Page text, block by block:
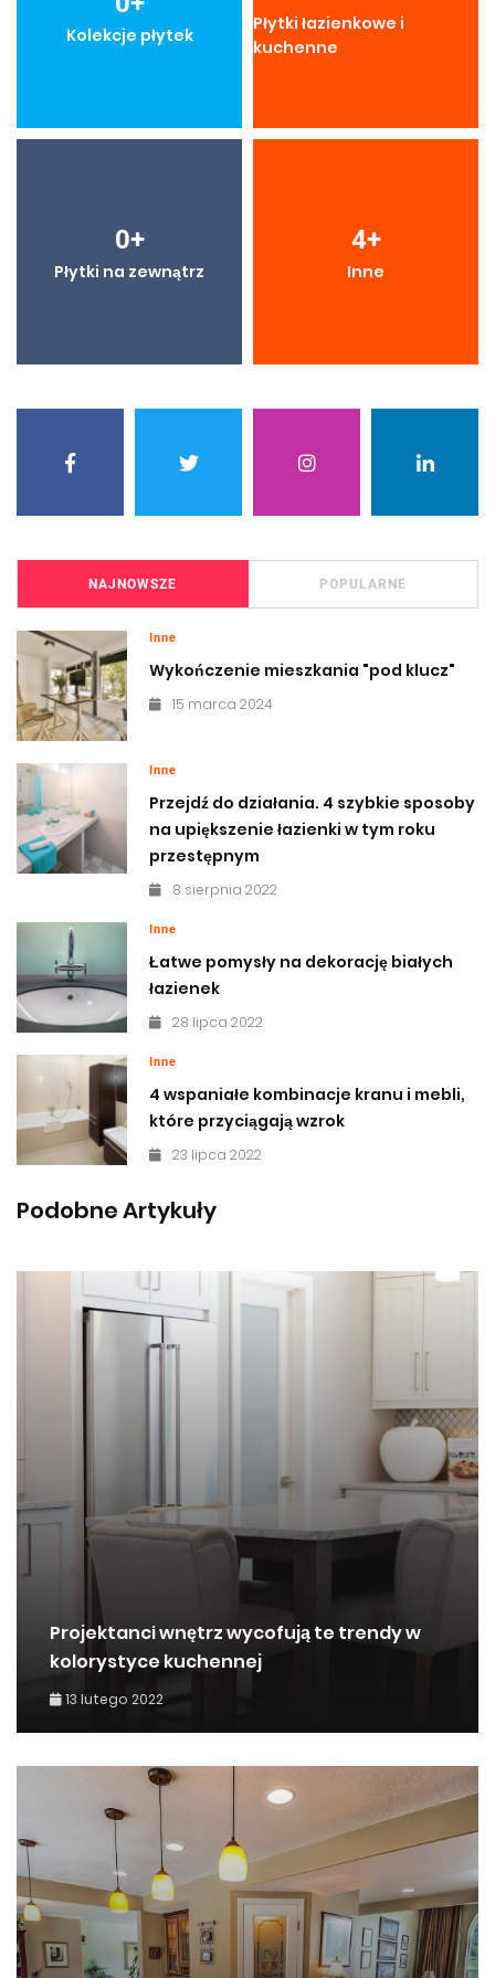
Kolekcje płytek
Płytki łazienkowe i
kuchenne
0+
Płytki na zewnątrz
4+
Inne
NAJNOWSZE POPULARNE
Inne
Wykończenie mieszkania "pod klucz"
15 marca 2024
Inne
Przejdź do działania. 4 szybkie sposoby
na upiększenie łazienki w tym roku
przestępnym
8 sierpnia 2022
Inne
Łatwe pomysły na dekorację białych
łazienek
28 lipca 2022
Inne
4 wspaniałe kombinacje kranu i mebli,
które przyciągają wzrok
23 lipca 2022
Podobne Artykuły
Projektanci wnętrz wycofują te trendy w
kolorystyce kuchennej
13 lutego 2022